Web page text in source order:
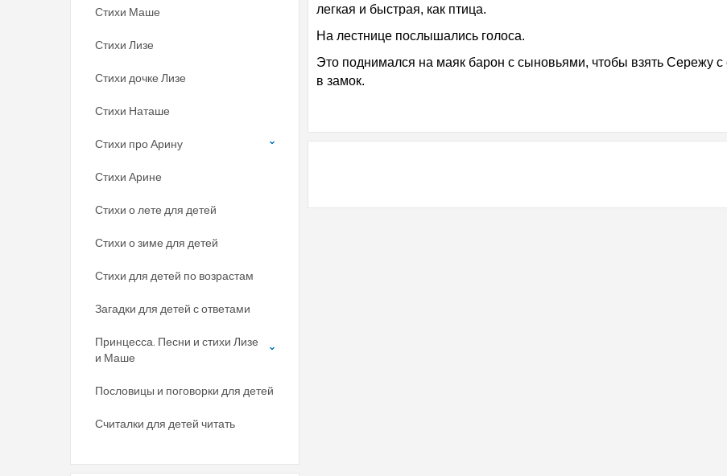
легкая и быстрая, как птица.
На лестнице послышались голоса.
Это поднимался на маяк барон с сыновьями, чтобы взять Сережу
в замок.
Стихи Маше
Стихи Лизе
Стихи дочке Лизе
Стихи Наташе
Стихи про Арину
Стихи Арине
Стихи о лете для детей
Стихи о зиме для детей
Стихи для детей по возрастам
Загадки для детей с ответами
Принцесса. Песни и стихи Лизе
и Маше
Пословицы и поговорки для детей
Считалки для детей читать